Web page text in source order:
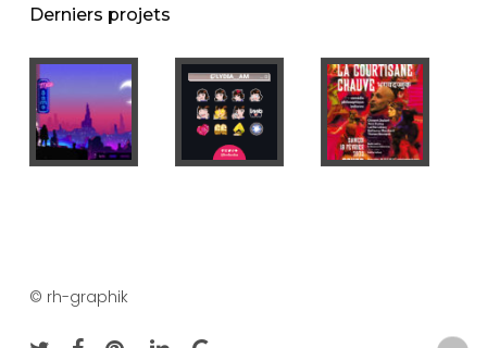
Derniers projets
© rh-graphik